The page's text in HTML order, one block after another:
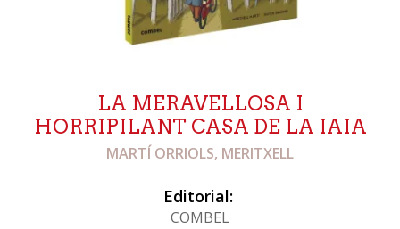
LA MERAVELLOSA I
HORRIPILANT CASA DE LA IAIA
MARTÍ ORRIOLS, MERITXELL
Editorial:
COMBEL